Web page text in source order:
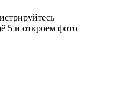
5 и откроем фото